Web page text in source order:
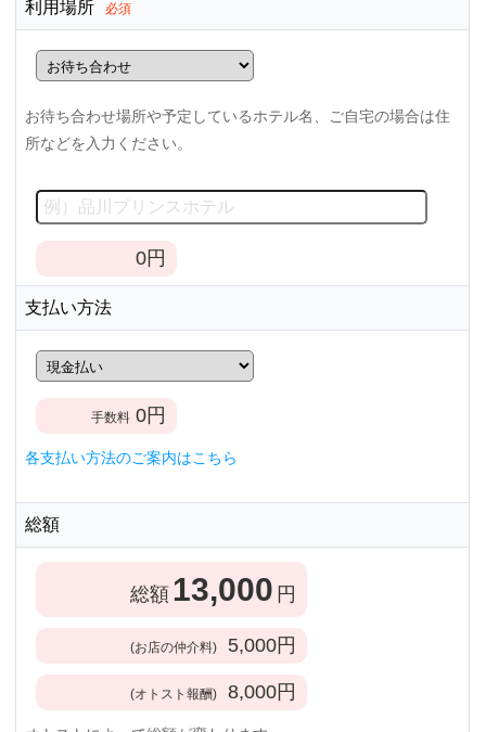
利用場所 必須
お待ち合わせ場所や予定しているホテル名、ご自宅の場合は住
所などを入力ください。
0円
支払い方法
手数料 0円
各支払い方法のご案内はこちら
総額
総額 13,000 円
(お店の仲介料) 5,000円
(オトスト報酬) 8,000円